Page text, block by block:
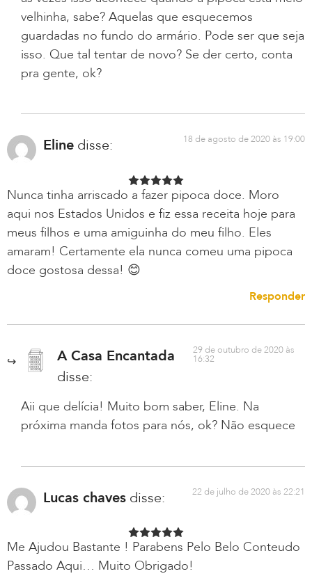
velhinha, sabe? Aquelas que esquecemos
guardadas no fundo do armário. Pode ser que seja
isso. Que tal tentar de novo? Se der certo, conta
pra gente, ok?
Eline disse: 18 de agosto de 2020 às 19:00
Nunca tinha arriscado a fazer pipoca doce. Moro
aqui nos Estados Unidos e fiz essa receita hoje para
meus filhos e uma amiguinha do meu filho. Eles
amaram! Certamente ela nunca comeu uma pipoca
doce gostosa dessa! 😊
Responder
A Casa Encantada
disse:
29 de outubro de 2020 às
16:32
Aii que delícia! Muito bom saber, Eline. Na
próxima manda fotos para nós, ok? Não esquece
Lucas chaves disse: 22 de julho de 2020 às 22:21
Me Ajudou Bastante ! Parabens Pelo Belo Conteudo
Passado Aqui… Muito Obrigado!